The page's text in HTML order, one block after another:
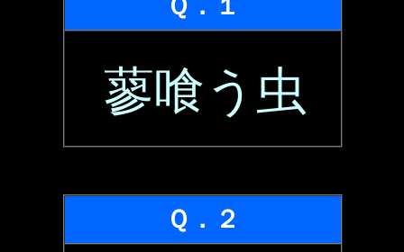
Ｑ．１
蓼喰う虫
Ｑ．２